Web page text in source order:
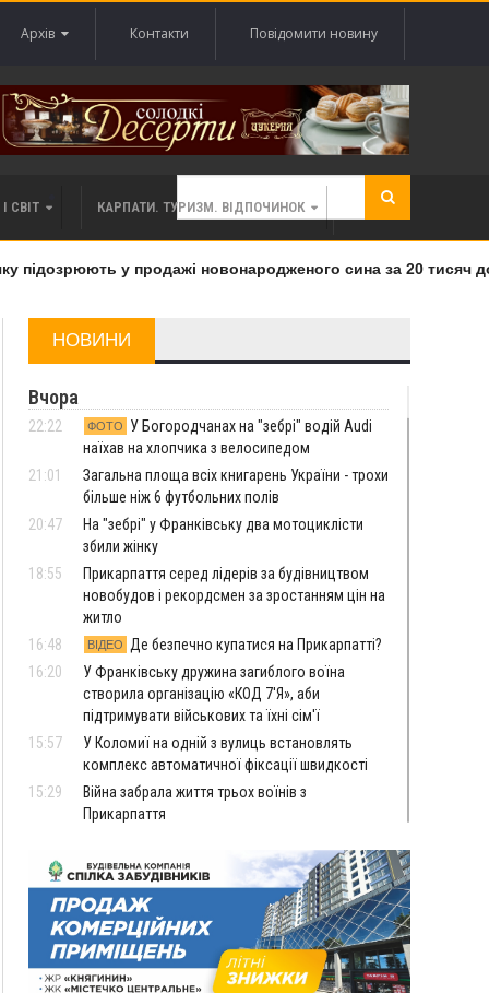
Архів Контакти Повідомити новину
СВІТ КАРПАТИ. ТУРИЗМ. ВІДПОЧИНОК
у продажі новонародженого сина за 20 тисяч
НОВИНИ
Вчора
22:22 ФОТО
У Богородчанах на "зебрі" водій Audi
наїхав на хлопчика з велосипедом
21:01
Загальна площа всіх книгарень України - трохи
більше ніж 6 футбольних полів
20:47
На "зебрі" у Франківську два мотоциклісти
збили жінку
18:55
Прикарпаття серед лідерів за будівництвом
новобудов і рекордсмен за зростанням цін на
житло
16:48
ВІДЕО
Де безпечно купатися на Прикарпатті?
16:20
У Франківську дружина загиблого воїна
створила організацію «КОД 7'Я», аби
підтримувати військових та їхні сім'ї
15:57
У Коломиї на одній з вулиць встановлять
комплекс автоматичної фіксації швидкості
15:29
Війна забрала життя трьох воїнів з
Прикарпаття
незаконного виключення
військовозобов’язаних з обліку
14:31
«Багато питань буде знято». На громадських
слуханнях в Яремче обговорили, як вирішити
питання джипінгу в Карпатах
13:54
5 «тихих» хвороб, які виявляє профілактичне